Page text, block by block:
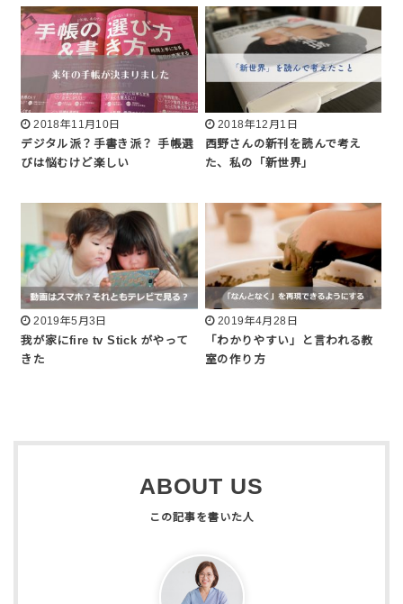
2018年11月10日
デジタル派？手書き派？ 手帳選
びは悩むけど楽しい
2018年12月1日
西野さんの新刊を読んで考え
た、私の「新世界」
2019年5月3日
我が家にfire tv Stick がやって
きた
2019年4月28日
「わかりやすい」と言われる教
室の作り方
ABOUT US